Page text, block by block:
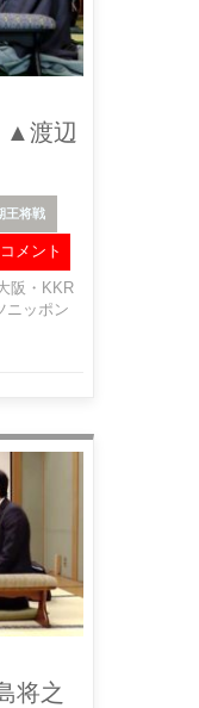
▲渡辺
王将戦
メント
阪・KKR
ニッポン
将之